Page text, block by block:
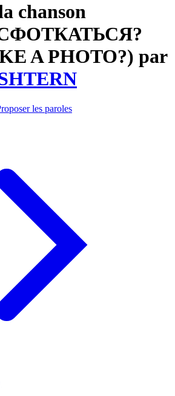
chanson
A PHOTO?) par
les paroles